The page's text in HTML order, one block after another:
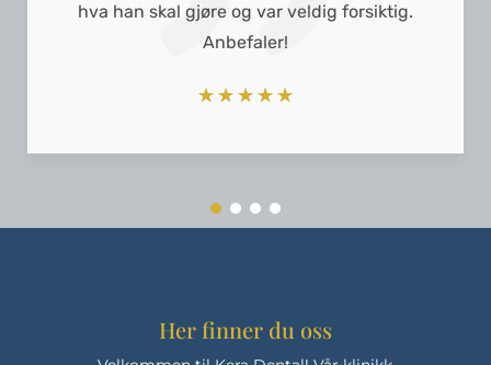
hva han skal gjøre og var veldig forsiktig.
Anbefaler!
☆ ☆ ☆ ☆ ☆
Her finner du oss